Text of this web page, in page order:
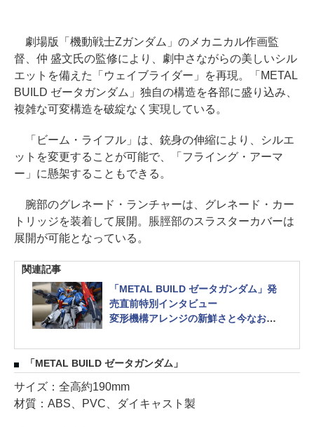
劇場版「機動戦士Zガンダム」のメカニカル作画監
督、仲 盛文氏の監修により、劇中さながらの美しいシル
エットを備えた「ウェイブライダー」を再現。「METAL
BUILD ゼータガンダム」独自の構造を各部に盛り込み、
複雑な可変構造を破綻なく実現している。
「ビーム・ライフル」は、銃身の伸縮により、シルエ
ットを変更することが可能で、「フライング・アーマ
ー」に懸架することもできる。
腕部のグレネード・ランチャーは、グレネード・カー
トリッジを装着して展開。脹脛部のスラスターカバーは
展開が可能となっている。
関連記事
「METAL BUILD ゼータガンダム」発
売直前特別インタビュー
変形機構アレンジの新鮮さと今なお愛
「METAL BUILD ゼータガンダム」
サイズ：全高約190mm
材質：ABS、PVC、ダイキャスト製